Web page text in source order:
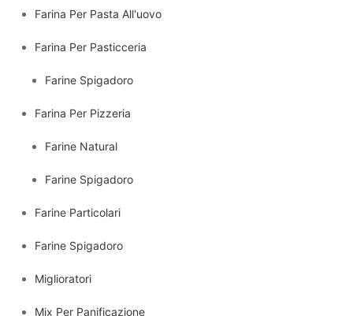
Farina Per Pasta All'uovo
Farina Per Pasticceria
Farine Spigadoro
Farina Per Pizzeria
Farine Natural
Farine Spigadoro
Farine Particolari
Farine Spigadoro
Miglioratori
Mix Per Panificazione